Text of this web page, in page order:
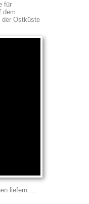
für
dem
der Ostküste
liefern …